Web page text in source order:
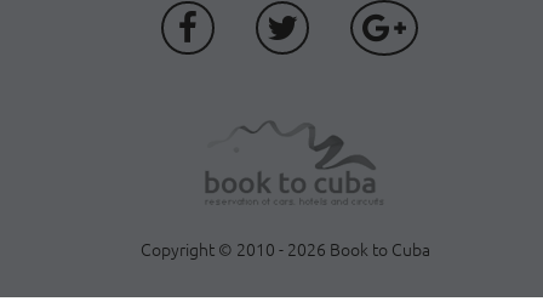
Copyright © 2010 - 2026 Book to Cuba